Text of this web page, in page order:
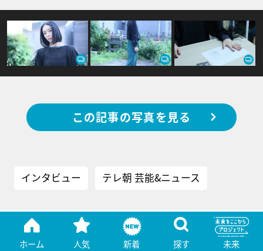
この記事の写真を見る
インタビュー テレ朝 芸能&ニュース
ホーム 人気 新着 探す 未来